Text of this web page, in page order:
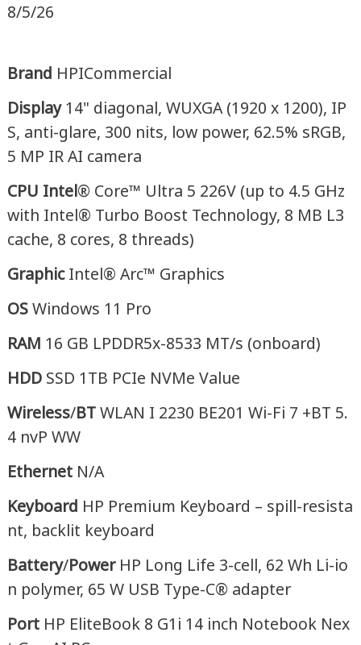
8/5/26
Brand HPICommercial
Display14" diagonal, WUXGA (1920 x 1200), IP
S, anti-glare, 300 nits, low power, 62.5% sRGB,
5 MP IR AI camera
CPU Intel® Core™ Ultra 5 226V (up to 4.5 GHz
with Intel® Turbo Boost Technology, 8 MB L3
cache, 8 cores, 8 threads)
GraphicIntel® Arc™ Graphics
OSWindows 11 Pro
RAM 16 GB LPDDR5x-8533 MT/s (onboard)
HDD SSD 1TB PCIe NVMe Value
Wireless/BTWLAN I 2230 BE201 Wi-Fi 7 +BT 5.
4 nvP WW
Ethernet N/A
Keyboard HP Premium Keyboard – spill-resista
nt, backlit keyboard
Battery/PowerHP Long Life 3-cell, 62 Wh Li-io
n polymer, 65 W USB Type-C® adapter
Port HP EliteBook 8 G1i 14 inch Notebook Nex